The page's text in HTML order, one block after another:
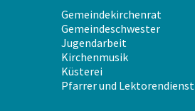
Gemeindekirchenrat
Gemeindeschwester
Jugendarbeit
Kirchenmusik
Küsterei
Pfarrer und Lektorendienst